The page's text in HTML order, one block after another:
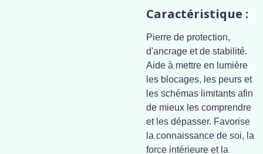
Caractéristique :
Pierre de protection,
d'ancrage et de stabilité.
Aide à mettre en lumière
les blocages, les peurs et
les schémas limitants afin
de mieux les comprendre
et les dépasser. Favorise
la connaissance de soi, la
force intérieure et la